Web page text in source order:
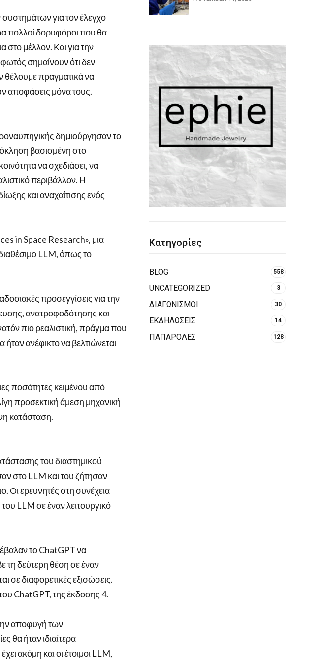
για τον έλεγχο
πολλοί δορυφόροι που θα
στο μέλλον. Και για την
σημαίνουν ότι δεν
θέλουμε πραγματικά να
αποφάσεις μόνα τους.
δημιούργησαν το
βασισμένη στο
να σχεδιάσει, να
περιβάλλον. Η
και αναχαίτισης ενός
in Space Research», μια
LLM, όπως το
προσεγγίσεις για την
ανατροφοδότησης και
πιο ρεαλιστική, πράγμα που
ανέφικτο να βελτιώνεται
ποσότητες κειμένου από
προσεκτική άμεση μηχανική
κατάσταση.
του διαστημικού
στο LLM και του ζήτησαν
Οι ερευνητές στη συνέχεια
LLM σε έναν λειτουργικό
έβαλαν το ChatGPT να
τη δεύτερη θέση σε έναν
σε διαφορετικές εξισώσεις.
ChatGPT, της έκδοσης 4.
αποφυγή των
θα ήταν ιδιαίτερα
ακόμη και οι έτοιμοι LLM,
Κατηγορίες
BLOG 558
UNCATEGORIZED 3
ΔΙΑΓΩΝΙΣΜΟΙ 30
ΕΚΔΗΛΩΣΕΙΣ 14
ΠΑΠΑΡΟΛΕΣ 128